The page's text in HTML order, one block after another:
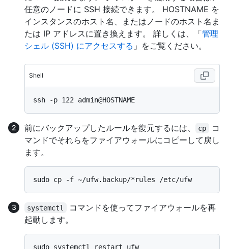
任意のノードに SSH 接続できます。 HOSTNAME を
インスタンスのホスト名、またはノードのホスト名ま
たは IP アドレスに置き換えます。 詳しくは、「管理
シェル (SSH) にアクセスする 」をご覧ください。
Shell
前にバックアップしたルールを復元するには、 cp
コ
マンドでそれらをファイアウォールにコピーして戻し
ます。
systemctl
コマンドを使ってファイアウォールを再
起動します。